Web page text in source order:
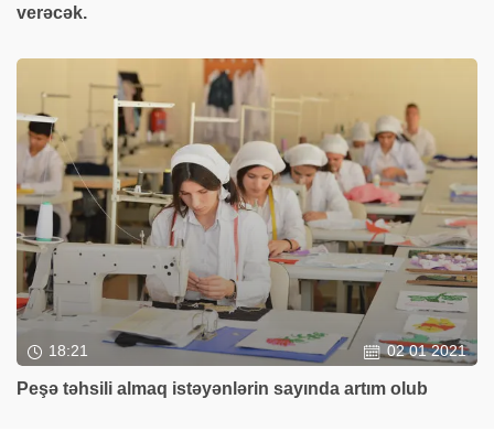
verəcək.
18:21 02 01 2021
Peşə təhsili almaq istəyənlərin sayında artım olub